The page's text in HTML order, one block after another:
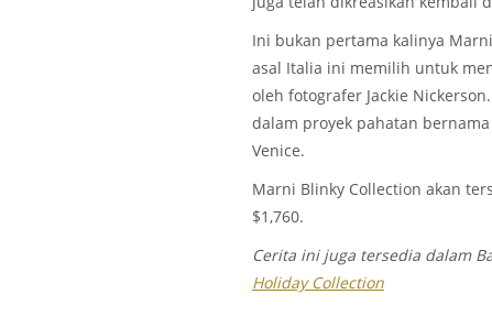
Ini bukan pertama kalinya
asal Italia ini memilih untuk
oleh fotografer Jackie
dalam proyek pahatan
Venice.
Marni Blinky Collection akan
$1,760.
Cerita ini juga tersedia dalam
Holiday Collection